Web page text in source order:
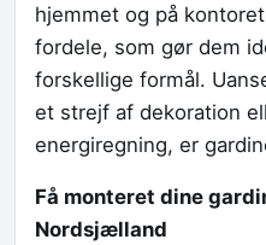
hjemmet og på
fordele, som gør dem
forskellige formål.
et strejf af dekoration
energiregning, er
Få monteret dine
Nordsjælland